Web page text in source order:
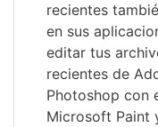
recientes
en sus
editar tus
recientes de
Photoshop con
Microsoft Paint